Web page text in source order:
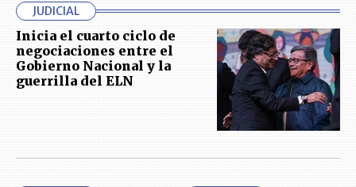
JUDICIAL
Inicia el cuarto ciclo de
negociaciones entre el
Gobierno Nacional y la
guerrilla del ELN